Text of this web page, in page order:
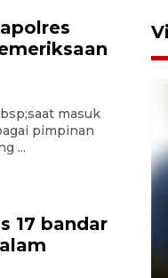
masuk
pimpinan
...
17 bandar
Farm setia